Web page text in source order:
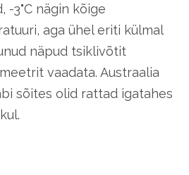
-3°C nägin kõige
aga ühel eriti külmal
näpud tsiklivõtit
vaadata. Austraalia
sõites olid rattad igatahes